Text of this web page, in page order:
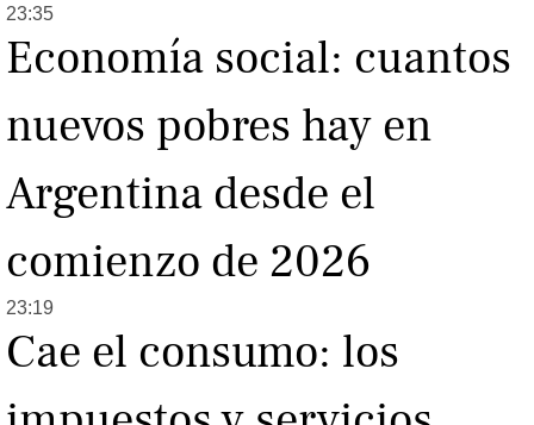
23:35
Economía social: cuantos
nuevos pobres hay en
Argentina desde el
comienzo de 2026
23:19
Cae el consumo: los